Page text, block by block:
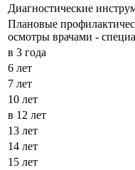
Диагностические
Плановые
осмотры врачами -
в 3 года
6 лет
7 лет
10 лет
в 12 лет
13 лет
14 лет
15 лет